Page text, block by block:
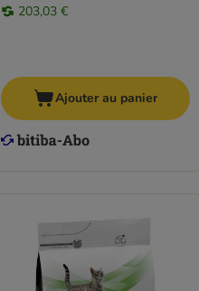
203,03 €
Ajouter au panier